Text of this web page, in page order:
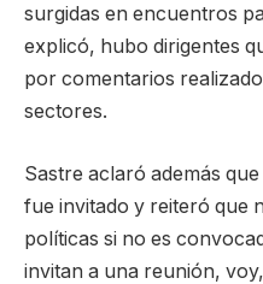
surgidas en encuentros
explicó, hubo dirigentes
por comentarios
sectores.
Sastre aclaró además
fue invitado y reiteró que
políticas si no es
invitan a una reunión,